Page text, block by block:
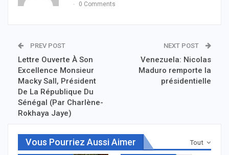
0 Comments
PREV POST
Lettre Ouverte À Son
Excellence Monsieur
Macky Sall, Président
De La République Du
Sénégal (Par Charlène-
Rokhaya Jaye)
NEXT POST
Venezuela: Nicolas
Maduro remporte la
présidentielle
Tout
Vous Pourriez Aussi Aimer